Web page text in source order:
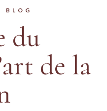
BLOG
du
de la